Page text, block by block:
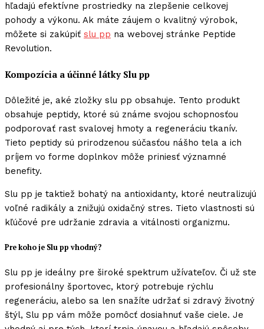
hľadajú efektívne prostriedky na zlepšenie celkovej
pohody a výkonu. Ak máte záujem o kvalitný výrobok,
môžete si zakúpiť slu pp na webovej stránke Peptide
Revolution.
Kompozícia a účinné látky Slu pp
Dôležité je, aké zložky slu pp obsahuje. Tento produkt
obsahuje peptidy, ktoré sú známe svojou schopnosťou
podporovať rast svalovej hmoty a regeneráciu tkanív.
Tieto peptidy sú prirodzenou súčasťou nášho tela a ich
príjem vo forme doplnkov môže priniesť významné
benefity.
Slu pp je taktiež bohatý na antioxidanty, ktoré neutralizujú
voľné radikály a znižujú oxidačný stres. Tieto vlastnosti sú
kľúčové pre udržanie zdravia a vitálnosti organizmu.
Pre koho je Slu pp vhodný?
Slu pp je ideálny pre široké spektrum užívateľov. Či už ste
profesionálny športovec, ktorý potrebuje rýchlu
regeneráciu, alebo sa len snažíte udržať si zdravý životný
štýl, Slu pp vám môže pomôcť dosiahnuť vaše ciele. Je